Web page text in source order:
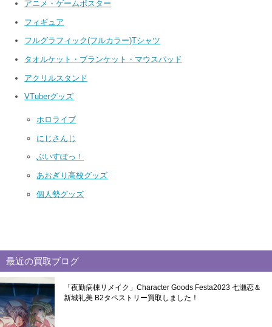
アニメ・ゲームポスター
フィギュア
フルグラフィック(フルカラー)Tシャツ
タオルケット・ブランケット・マウスパッド
アクリルスタンド
VTuberグッズ
ホロライブ
にじさんじ
ぶいすぽっ！
あおぎり高校グッズ
個人勢グッズ
最近の買取ブログ
「夜勤病棟リメイク」Character Goods Festa2023 七瀬恋＆
新城礼美 B2タペストリー買取しました！